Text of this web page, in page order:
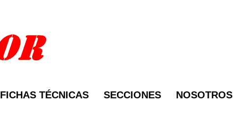
FICHAS TÉCNICAS SECCIONES NOSOTROS